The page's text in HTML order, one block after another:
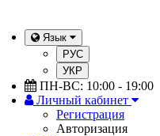
Язык
РУС
УКР
ПН-ВС: 10:00 - 19:00
Личный кабинет
Регистрация
Авторизация